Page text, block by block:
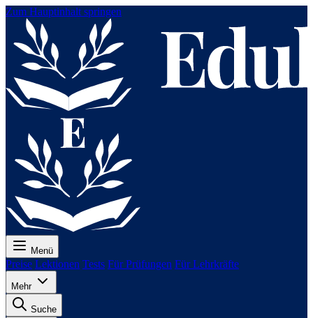
Zum Hauptinhalt springen
Menü
Preise Lektionen Tests Für Prüfungen Für Lehrkräfte
Mehr
Suche